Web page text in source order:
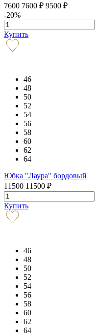
7600 7600 ₽ 9500 ₽
-20%
Купить
46
48
50
52
54
56
58
60
62
64
Юбка "Лаура" бордовый
11500 11500 ₽
Купить
46
48
50
52
54
56
58
60
62
64